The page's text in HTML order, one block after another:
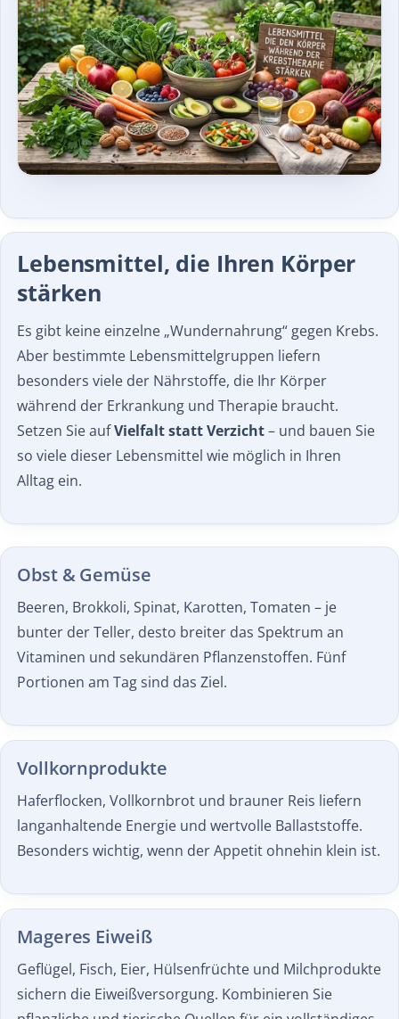
Lebensmittel, die Ihren Körper
stärken
Es gibt keine einzelne „Wundernahrung“ gegen Krebs.
Aber bestimmte Lebensmittelgruppen liefern
besonders viele der Nährstoffe, die Ihr Körper
während der Erkrankung und Therapie braucht.
Setzen Sie aufVielfalt statt Verzicht– und bauen Sie
so viele dieser Lebensmittel wie möglich in Ihren
Alltag ein.
Obst & Gemüse
Beeren, Brokkoli, Spinat, Karotten, Tomaten – je
bunter der Teller, desto breiter das Spektrum an
Vitaminen und sekundären Pflanzenstoffen. Fünf
Portionen am Tag sind das Ziel.
Vollkornprodukte
Haferflocken, Vollkornbrot und brauner Reis liefern
langanhaltende Energie und wertvolle Ballaststoffe.
Besonders wichtig, wenn der Appetit ohnehin klein ist.
Mageres Eiweiß
Geflügel, Fisch, Eier, Hülsenfrüchte und Milchprodukte
sichern die Eiweißversorgung. Kombinieren Sie